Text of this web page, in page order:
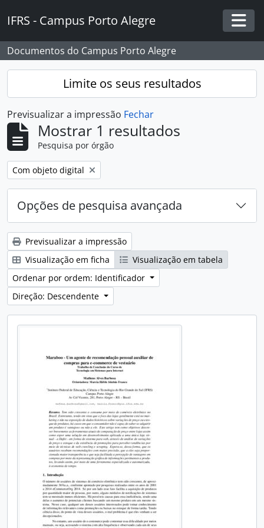
IFRS - Campus Porto Alegre
Documentos do Campus Porto Alegre
Limite os seus resultados
Previsualizar a impressão Fechar
Mostrar 1 resultados
Pesquisa por órgão
Remover filtro:
Com objeto digital
Opções de pesquisa avançada
Previsualizar a impressão
Visualização em ficha
Visualização em tabela
Ordenar por ordem: Identificador
Direção: Descendente